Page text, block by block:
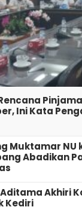
Ini Kata
Muktamar NU
Abadikan
Akhiri
Kediri